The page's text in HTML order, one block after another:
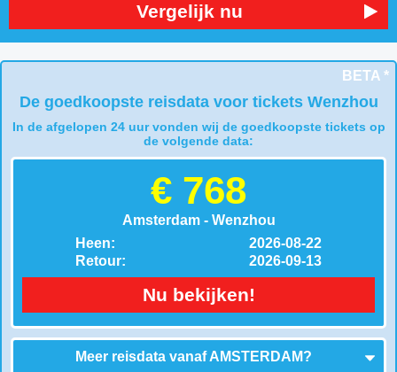
Vergelijk nu
BETA *
De goedkoopste reisdata voor tickets Wenzhou
In de afgelopen 24 uur vonden wij de goedkoopste tickets op
de volgende data:
€ 768
Amsterdam - Wenzhou
Heen:
Retour:
2026-08-22
2026-09-13
Nu bekijken!
Meer reisdata vanafAMSTERDAM?